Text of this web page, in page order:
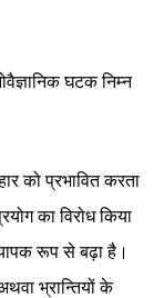
घटक निम्न
को प्रभावित करता
का विरोध किया
रूप से बढ़ा है।
भ्रान्तियों के